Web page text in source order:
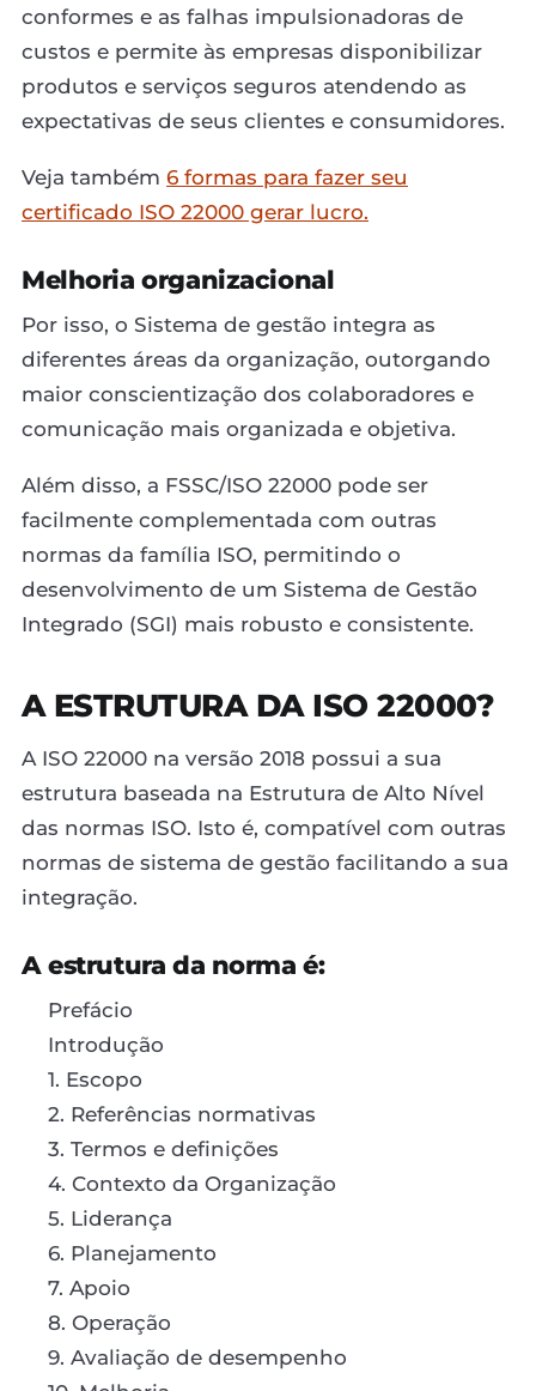
conformes e as falhas impulsionadoras de
custos e permite às empresas disponibilizar
produtos e serviços seguros atendendo as
expectativas de seus clientes e consumidores.
Veja também 6 formas para fazer seu
certificado ISO 22000 gerar lucro.
Melhoria organizacional
Por isso, o Sistema de gestão integra as
diferentes áreas da organização, outorgando
maior conscientização dos colaboradores e
comunicação mais organizada e objetiva.
Além disso, a FSSC/ISO 22000 pode ser
facilmente complementada com outras
normas da família ISO, permitindo o
desenvolvimento de um Sistema de Gestão
Integrado (SGI) mais robusto e consistente.
A ESTRUTURA DA ISO 22000?
A ISO 22000 na versão 2018 possui a sua
estrutura baseada na Estrutura de Alto Nível
das normas ISO. Isto é, compatível com outras
normas de sistema de gestão facilitando a sua
integração.
A estrutura da norma é:
Prefácio
Introdução
1. Escopo
2. Referências normativas
3. Termos e definições
4. Contexto da Organização
5. Liderança
6. Planejamento
7. Apoio
8. Operação
9. Avaliação de desempenho